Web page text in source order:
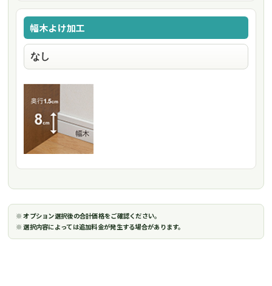
幅木よけ加工
※ オプション選択後の合計価格をご確認ください。
※ 選択内容によっては追加料金が発生する場合があります。